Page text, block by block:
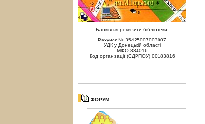
Банківські реквізити бібліотеки:
Рахунок № 35425007003007
УДК у Донецькій області
МФО 834016
Код організації (ЄДРПОУ) 00183816
ФОРУМ